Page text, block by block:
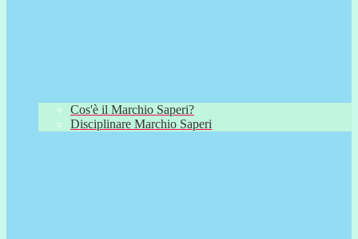
Cos'è il Marchio Saperi?
Disciplinare Marchio Saperi